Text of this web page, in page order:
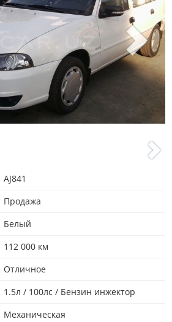
AJ841
Продажа
Белый
112 000 км
Отличноe
1.5л / 100лс / Бензин инжектор
Механическая